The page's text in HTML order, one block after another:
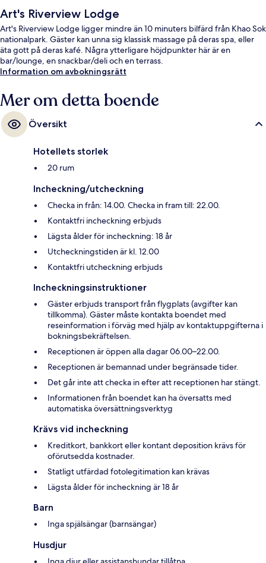
Art's Riverview Lodge
Art's Riverview Lodge ligger mindre än 10 minuters bilfärd från Khao Sok
nationalpark. Gäster kan unna sig klassisk massage på deras spa, eller
äta gott på deras kafé. Några ytterligare höjdpunkter här är en
bar/lounge, en snackbar/deli och en terrass.
Information om avbokningsrätt
Mer om detta boende
Översikt
Hotellets storlek
20 rum
Incheckning/utcheckning
Checka in från: 14.00. Checka in fram till: 22.00.
Kontaktfri incheckning erbjuds
Lägsta ålder för incheckning: 18 år
Utcheckningstiden är kl. 12.00
Kontaktfri utcheckning erbjuds
Incheckningsinstruktioner
Gäster erbjuds transport från flygplats (avgifter kan
tillkomma). Gäster måste kontakta boendet med
reseinformation i förväg med hjälp av kontaktuppgifterna i
bokningsbekräftelsen.
Receptionen är öppen alla dagar 06.00–22.00.
Receptionen är bemannad under begränsade tider.
Det går inte att checka in efter att receptionen har stängt.
Informationen från boendet kan ha översatts med
automatiska översättningsverktyg
Krävs vid incheckning
Kreditkort, bankkort eller kontant deposition krävs för
oförutsedda kostnader.
Statligt utfärdad fotolegitimation kan krävas
Lägsta ålder för incheckning är 18 år
Barn
Inga spjälsängar (barnsängar)
Husdjur